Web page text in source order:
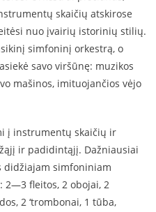
skaičių atskirose
nuo įvairių istorinių stilių.
simfoninį orkestrą, o
savo viršūnę: muzikos
mašinos, imituojančios vėjo
į instrumentų skaičių ir
ir padidintąjį. Dažniausiai
didžiajam simfoniniam
2—3 fleitos, 2 obojai, 2
2 ‘trombonai, 1 tūba,